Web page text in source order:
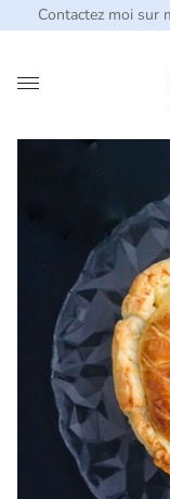
Contactez moi sur